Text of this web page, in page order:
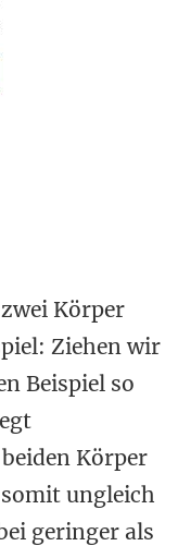
Körper
Ziehen wir
Beispiel so
Körper
ungleich
geringer als